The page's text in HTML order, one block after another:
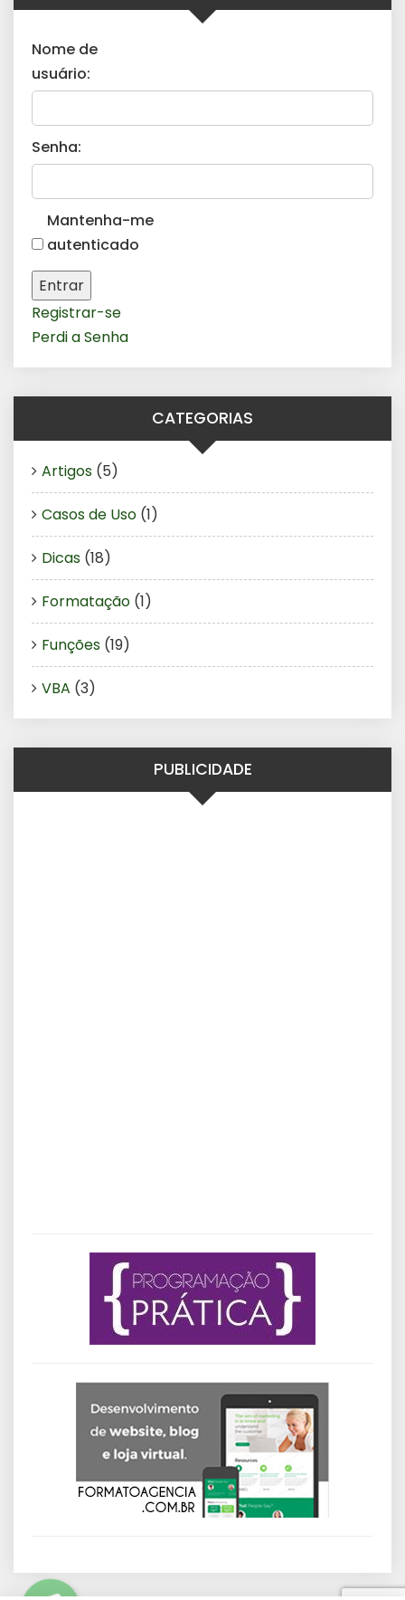
Nome de
usuário:
Senha:
Mantenha-me
autenticado
Entrar
Registrar-se
Perdi a Senha
CATEGORIAS
Artigos (5)
Casos de Uso (1)
Dicas (18)
Formatação (1)
Funções (19)
VBA (3)
PUBLICIDADE